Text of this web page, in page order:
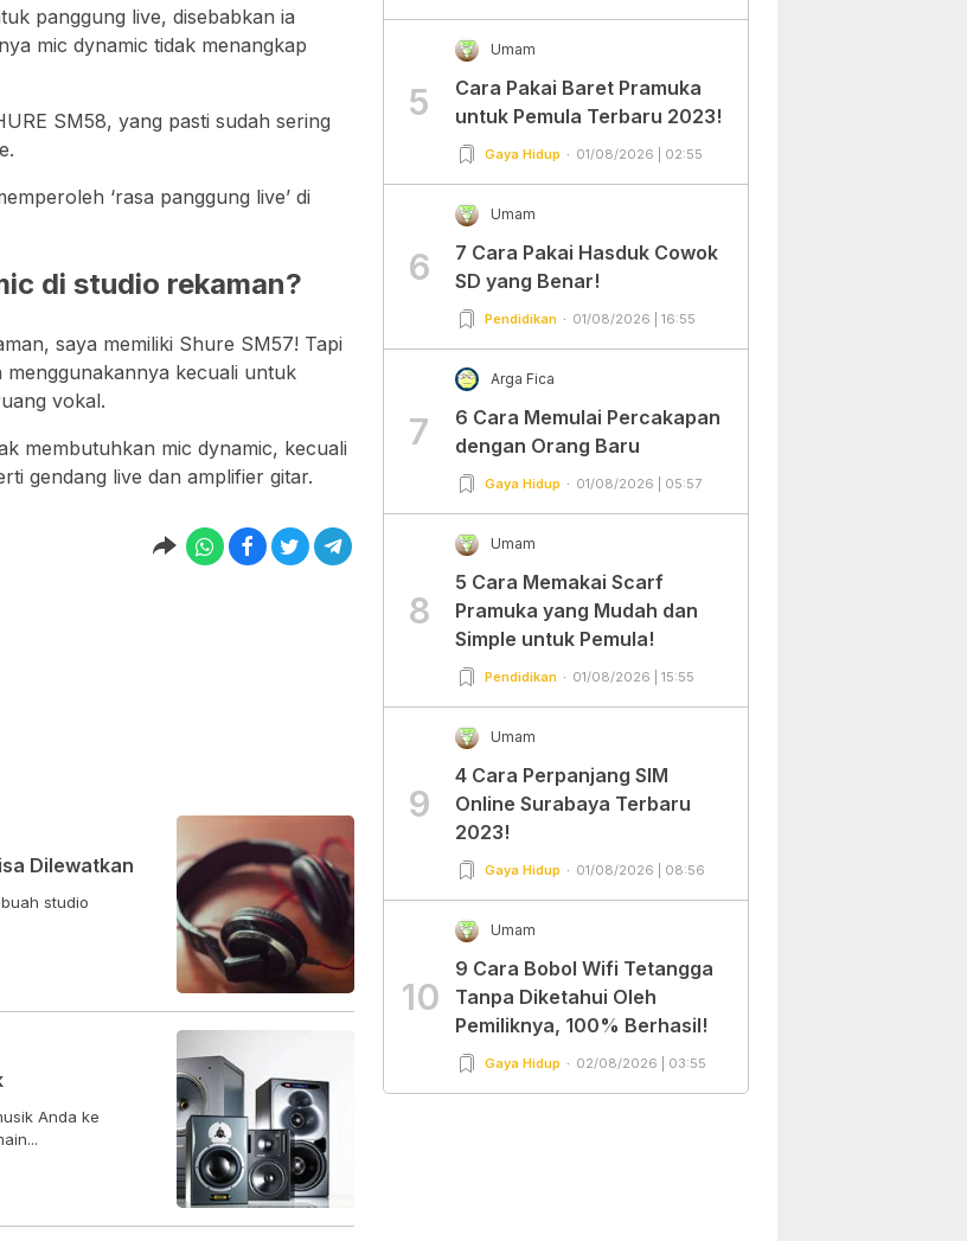
panggung live, disebabkan ia
mic dynamic tidak menangkap
SM58, yang pasti sudah sering
‘rasa panggung live’ di
di studio rekaman?
saya memiliki Shure SM57! Tapi
kecuali untuk
vokal.
membutuhkan mic dynamic, kecuali
gendang live dan amplifier gitar.
Dilewatkan
studio
Anda ke
5
Umam
Cara Pakai Baret Pramuka
untuk Pemula Terbaru 2023!
Gaya Hidup 01/08/2026 | 02:55
6
Umam
7 Cara Pakai Hasduk Cowok
SD yang Benar!
Pendidikan 01/08/2026 | 16:55
7
Arga Fica
6 Cara Memulai Percakapan
dengan Orang Baru
Gaya Hidup 01/08/2026 | 05:57
8
Umam
5 Cara Memakai Scarf
Pramuka yang Mudah dan
Simple untuk Pemula!
Pendidikan 01/08/2026 | 15:55
9
Umam
4 Cara Perpanjang SIM
Online Surabaya Terbaru
2023!
Gaya Hidup 01/08/2026 | 08:56
10
Umam
9 Cara Bobol Wifi Tetangga
Tanpa Diketahui Oleh
Pemiliknya, 100% Berhasil!
Gaya Hidup 02/08/2026 | 03:55